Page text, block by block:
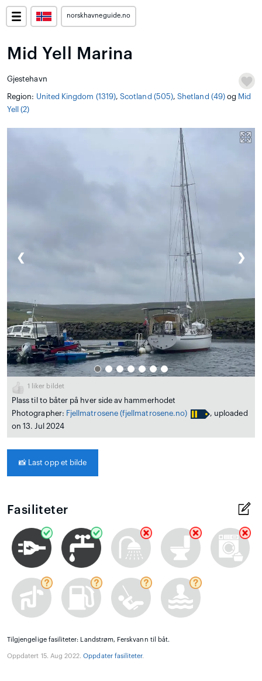
norskhavneguide.no
Mid Yell Marina
Gjestehavn
Region: United Kingdom (1319),Scotland (505),Shetland (49)og Mid
Yell (2)
❮ ❯
1 liker bildet
Plass til to båter på hver side av hammerhodet
Photographer: Fjellmatrosene (fjellmatrosene.no)
, uploaded
on 13. Jul 2024
📸 Last opp et bilde
Fasiliteter
Tilgjengelige fasiliteter: Landstrøm, Ferskvann til båt.
Oppdatert 15. Aug 2022.Oppdater fasiliteter.